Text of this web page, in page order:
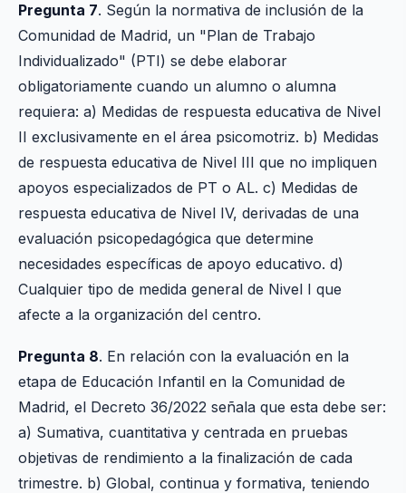
Pregunta 7. Según la normativa de inclusión de la
Comunidad de Madrid, un "Plan de Trabajo
Individualizado" (PTI) se debe elaborar
obligatoriamente cuando un alumno o alumna
requiera: a) Medidas de respuesta educativa de Nivel
II exclusivamente en el área psicomotriz. b) Medidas
de respuesta educativa de Nivel III que no impliquen
apoyos especializados de PT o AL. c) Medidas de
respuesta educativa de Nivel IV, derivadas de una
evaluación psicopedagógica que determine
necesidades específicas de apoyo educativo. d)
Cualquier tipo de medida general de Nivel I que
afecte a la organización del centro.
Pregunta 8. En relación con la evaluación en la
etapa de Educación Infantil en la Comunidad de
Madrid, el Decreto 36/2022 señala que esta debe ser:
a) Sumativa, cuantitativa y centrada en pruebas
objetivas de rendimiento a la finalización de cada
trimestre. b) Global, continua y formativa, teniendo